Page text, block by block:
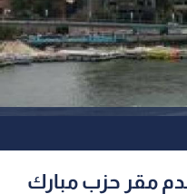
مقر حزب مبارك